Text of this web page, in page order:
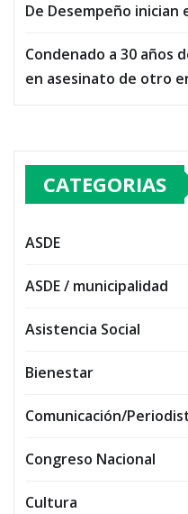
De Desempeño inician
Condenado a 30 años
en asesinato de otro
CATEGORIAS
ASDE
ASDE / municipalidad
Asistencia Social
Bienestar
Comunicación/
Congreso Nacional
Cultura